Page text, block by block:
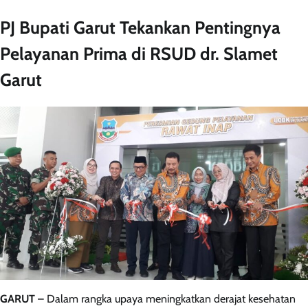
PJ Bupati Garut Tekankan Pentingnya
Pelayanan Prima di RSUD dr. Slamet
Garut
GARUT – Dalam rangka upaya meningkatkan derajat kesehatan